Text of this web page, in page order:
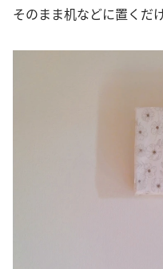
そのまま机などに置くだ